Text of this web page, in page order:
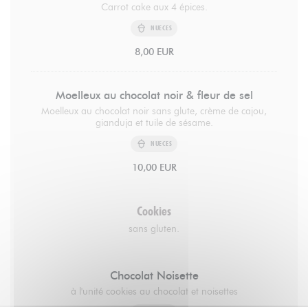
Carrot cake aux 4 épices.
NUECES
8,00 EUR
Moelleux au chocolat noir & fleur de sel
Moelleux au chocolat noir sans glute, crème de cajou,
gianduja et tuile de sésame.
NUECES
10,00 EUR
Cookies
sans gluten.
Chocolat Noisette
à l'unité cookies au chocolat et noisettes